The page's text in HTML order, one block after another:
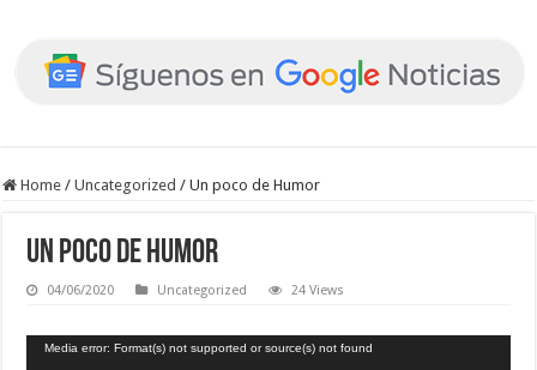
Home / Uncategorized / Un poco de Humor
Un poco de Humor
04/06/2020 Uncategorized 24 Views
Reproductor
Media error: Format(s) not supported or source(s) not found